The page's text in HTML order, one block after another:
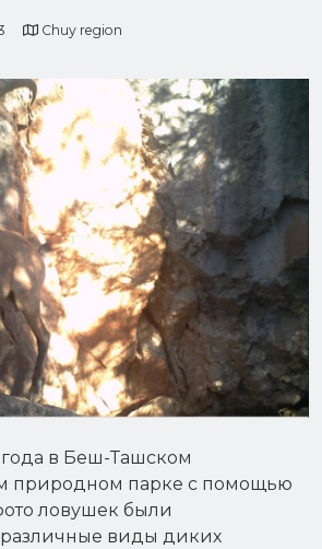
Chuy region
года в Беш-Ташском
природном парке с помощью
ловушек были
виды диких